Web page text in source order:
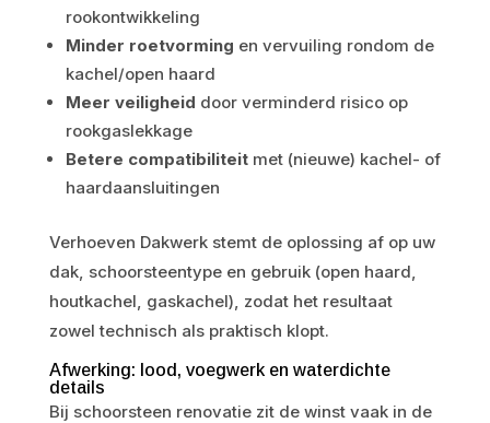
rookontwikkeling
Minder roetvorming en vervuiling rondom de
kachel/open haard
Meer veiligheid door verminderd risico op
rookgaslekkage
Betere compatibiliteitmet (nieuwe) kachel- of
haardaansluitingen
Verhoeven Dakwerk stemt de oplossing af op uw
dak, schoorsteentype en gebruik (open haard,
houtkachel, gaskachel), zodat het resultaat
zowel technisch als praktisch klopt.
Afwerking: lood, voegwerk en waterdichte
details
Bij schoorsteen renovatie zit de winst vaak in de